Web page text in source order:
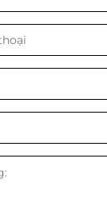
Màu sắc
& Thời gian
mang lại
sRGB, 95%